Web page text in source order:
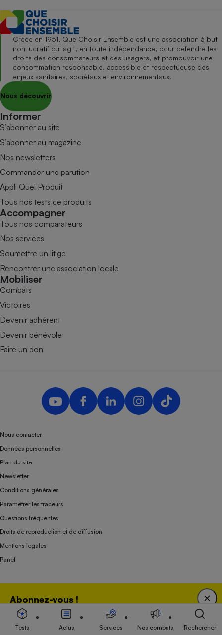
Abonnez-vous !
Bénéficiez d'une expertise unique tout en soutenant
une association 100 % indépendante de l'Etat, des
Créée en 1951, Que Choisir Ensemble est une association à but
non lucratif qui agit, en toute indépendance, pour défendre les
droits des consommateurs et des usagers, et promouvoir une
consommation responsable, accessible et respectueuse des
enjeux sanitaires, sociétaux et environnementaux.
Nous découvrir
Informer
S’abonner au site
S’abonner au magazine
Nos newsletters
Commander une parution
Appli Quel Produit
Tous nos tests de produits
Accompagner
Tous nos comparateurs
Nos services
Soumettre un litige
Rencontrer une association locale
Mobiliser
Combats
Victoires
Devenir adhérent
Devenir bénévole
Faire un don
Nous contacter
Données personnelles
Plan du site
Newsletter
Conditions générales
Paramétrer les traceurs
Questions fréquentes
Droits de reproduction et de diffusion
Mentions légales
Panel
Association indépendante de l’État, des syndicats, des producteurs et des
distributeurs depuis 1951.
Tests Actus Services Nos combats Rechercher